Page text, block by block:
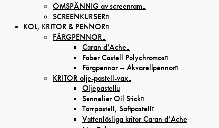
OMSPÄNNIG av screenram
SCREENKURSER
KOL, KRITOR & PENNOR
FÄRGPENNOR
Caran d’Ache
Faber Castell Polychromos
Färgpennor – Akvarellpennor
KRITOR olje-pastell-vax
Oljepastell
Sennelier Oil Stick
Torrpastell, Softpastell
Vattenlösliga kritor Caran d’Ache